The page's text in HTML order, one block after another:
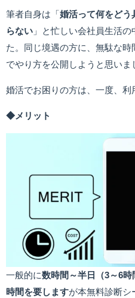
筆者自身は「婚活って何をどう
らない 」と忙しい会社員生活
た。同じ境遇の方に、無駄な
でやり方を公開しようと思いま
婚活でお困りの方は、一度、利
◆メリット
一般的に数時間～半日（3～6
時間を要しますが本無料診断シ